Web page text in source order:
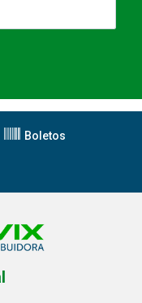
Boletos